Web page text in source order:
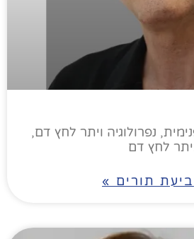
נפרולוגיה ויתר לחץ דם,
לחץ דם
תורים »